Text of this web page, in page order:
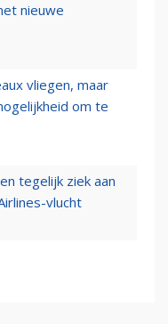
nieuwe
vliegen, maar
om te
tegelijk ziek aan
vlucht